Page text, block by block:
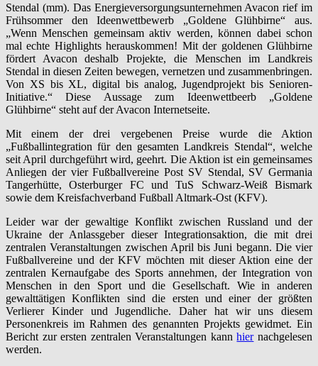
Stendal (mm). Das Energieversorgungsunternehmen Avacon rief im
Frühsommer den Ideenwettbewerb „Goldene Glühbirne“ aus.
„Wenn Menschen gemeinsam aktiv werden, können dabei schon
mal echte Highlights herauskommen! Mit der goldenen Glühbirne
fördert Avacon deshalb Projekte, die Menschen im Landkreis
Stendal in diesen Zeiten bewegen, vernetzen und zusammenbringen.
Von XS bis XL, digital bis analog, Jugendprojekt bis Senioren-
Initiative.“ Diese Aussage zum Ideenwettbeerb „Goldene
Glühbirne“ steht auf der Avacon Internetseite.
Mit einem der drei vergebenen Preise wurde die Aktion
„Fußballintegration für den gesamten Landkreis Stendal“, welche
seit April durchgeführt wird, geehrt. Die Aktion ist ein gemeinsames
Anliegen der vier Fußballvereine Post SV Stendal, SV Germania
Tangerhütte, Osterburger FC und TuS Schwarz-Weiß Bismark
sowie dem Kreisfachverband Fußball Altmark-Ost (KFV).
Leider war der gewaltige Konflikt zwischen Russland und der
Ukraine der Anlassgeber dieser Integrationsaktion, die mit drei
zentralen Veranstaltungen zwischen April bis Juni begann. Die vier
Fußballvereine und der KFV möchten mit dieser Aktion eine der
zentralen Kernaufgabe des Sports annehmen, der Integration von
Menschen in den Sport und die Gesellschaft. Wie in anderen
gewalttätigen Konflikten sind die ersten und einer der größten
Verlierer Kinder und Jugendliche. Daher hat wir uns diesem
Personenkreis im Rahmen des genannten Projekts gewidmet. Ein
Bericht zur ersten zentralen Veranstaltungen kannhiernachgelesen
werden.